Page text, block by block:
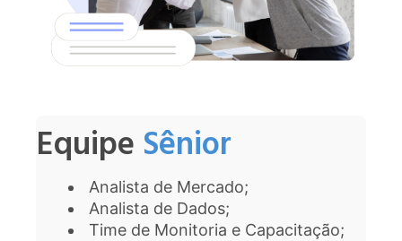
Equipe Sênior
Analista de Mercado;
Analista de Dados;
Time de Monitoria e Capacitação;